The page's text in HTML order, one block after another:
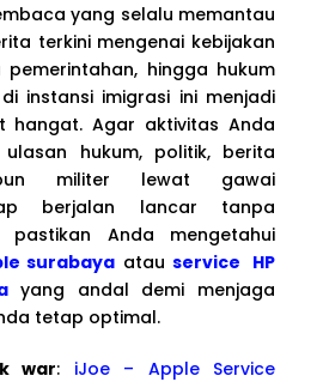
yang selalu memantau
terkini mengenai kebijakan
hingga hukum
instansi imigrasi ini menjadi
hangat. Agar aktivitas Anda
hukum, politik, berita
militer lewat gawai
berjalan lancar tanpa
pastikan Anda mengetahui
surabaya atau service HP
yang andal demi menjaga
tetap optimal.
war: iJoe – Apple Service